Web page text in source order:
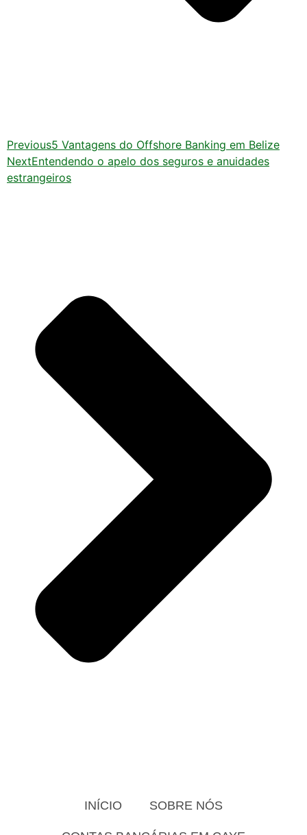
Previous5 Vantagens do Offshore Banking em Belize
NextEntendendo o apelo dos seguros e anuidades
estrangeiros
INÍCIO SOBRE NÓS